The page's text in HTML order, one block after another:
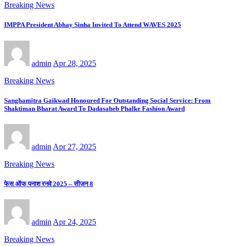
Breaking News
IMPPA President Abhay Sinha Invited To Attend WAVES 2025
admin Apr 28, 2025
Breaking News
Sanghamitra Gaikwad Honoured For Outstanding Social Service: From
Shaktiman Bharat Award To Dadasaheb Phalke Fashion Award
admin Apr 27, 2025
Breaking News
फेस ऑफ पनाश रनवे 2025 – सीज़न 8
admin Apr 24, 2025
Breaking News